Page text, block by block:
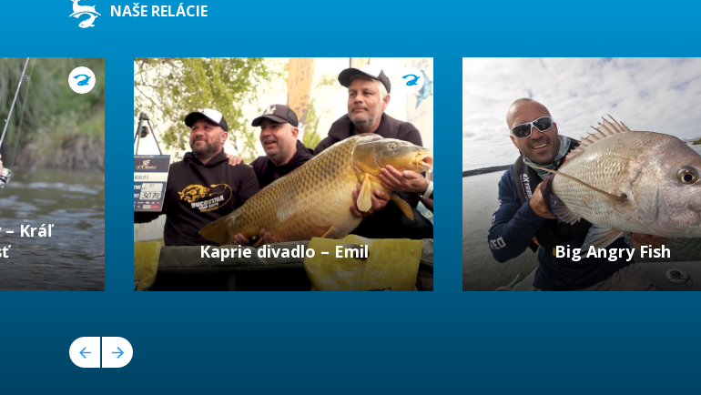
NAŠE RELÁCIE
– Kráľ
Kaprie divadlo – Emil Big Angry Fish